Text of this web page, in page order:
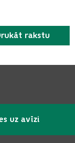
rakstu
uz avīzi